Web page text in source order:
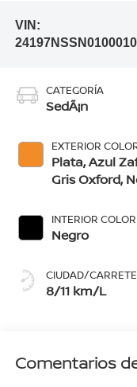
VIN:
CATEGORÍA
SedÃ¡n
EXTERIOR
Plata, Azul
Gris Oxford,
Azul Cobalto,
Burdeos,
Gris Lunar
INTERIOR COLOR
Negro
CIUDAD/
8/11 km/L
Comentarios